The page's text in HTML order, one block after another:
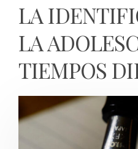
LA
LA
TIEMPOS